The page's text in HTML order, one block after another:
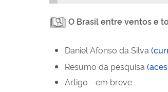
O Brasil entre ventos e
Daniel Afonso da Silva
Resumo da pesquisa
Artigo - em breve